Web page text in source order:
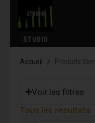
STUDIO
Accueil Produits
Voir les filtres
Tous les resultats